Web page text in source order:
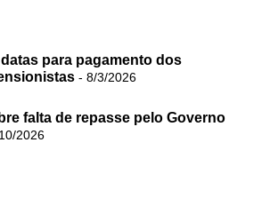
para pagamento dos
- 8/3/2026
falta de repasse pelo Governo
2026